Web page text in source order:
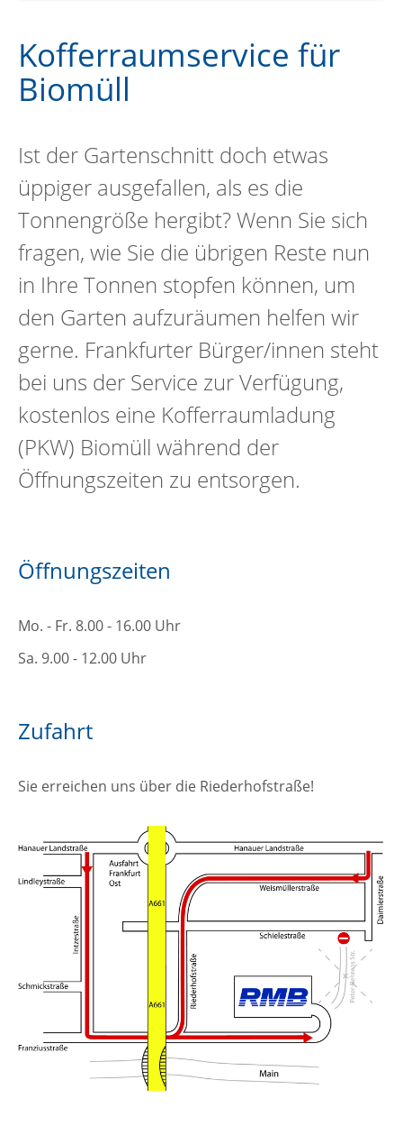
Kofferraumservice für
Biomüll
Ist der Gartenschnitt doch etwas
üppiger ausgefallen, als es die
Tonnengröße hergibt? Wenn Sie sich
fragen, wie Sie die übrigen Reste nun
in Ihre Tonnen stopfen können, um
den Garten aufzuräumen helfen wir
gerne. Frankfurter Bürger/innen steht
bei uns der Service zur Verfügung,
kostenlos eine Kofferraumladung
(PKW) Biomüll während der
Öffnungszeiten zu entsorgen.
Öffnungszeiten
Mo. - Fr. 8.00 - 16.00 Uhr
Sa. 9.00 - 12.00 Uhr
Zufahrt
Sie erreichen uns über die Riederhofstraße!